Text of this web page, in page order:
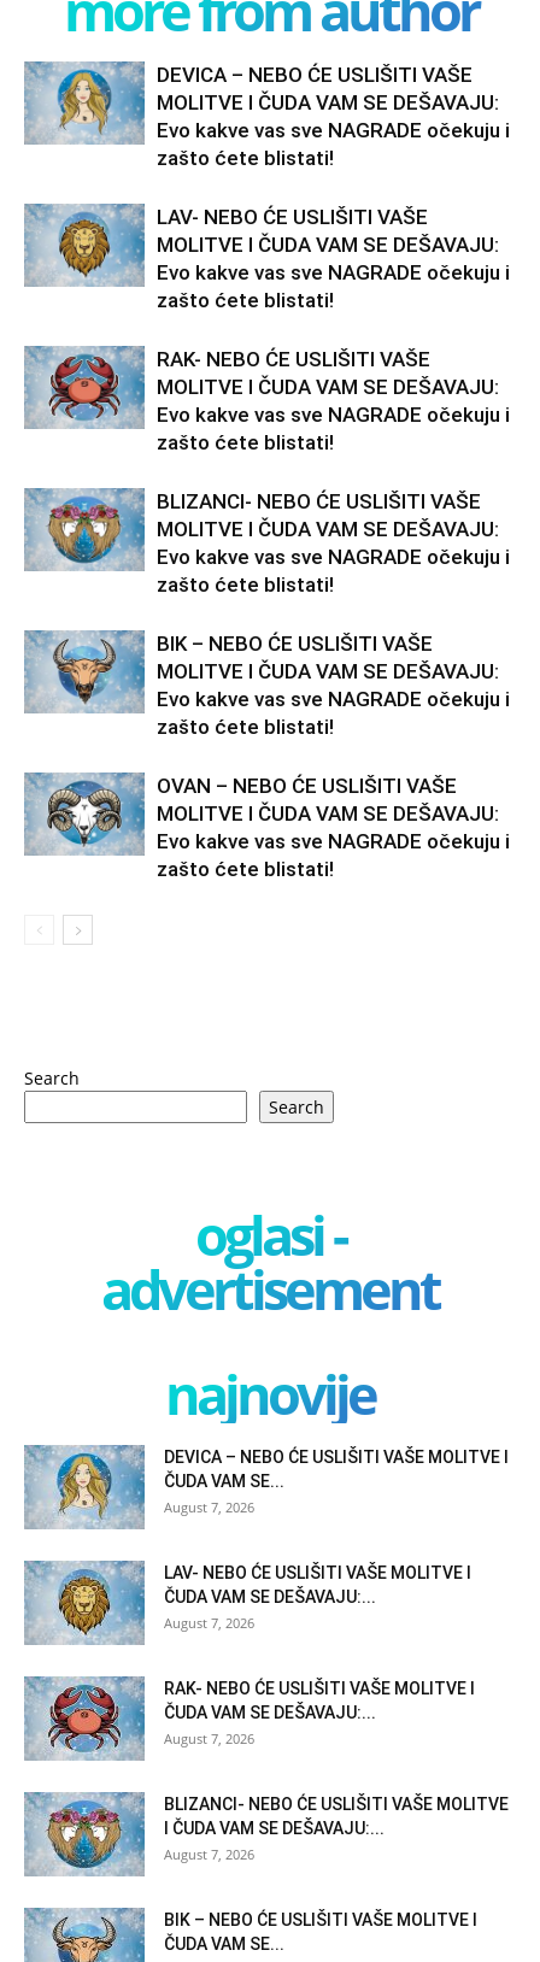
DEVICA – NEBO ĆE USLIŠITI VAŠE
MOLITVE I ČUDA VAM SE DEŠAVAJU:
Evo kakve vas sve NAGRADE očekuju i
zašto ćete blistati!
LAV- NEBO ĆE USLIŠITI VAŠE
MOLITVE I ČUDA VAM SE DEŠAVAJU:
Evo kakve vas sve NAGRADE očekuju i
zašto ćete blistati!
RAK- NEBO ĆE USLIŠITI VAŠE
MOLITVE I ČUDA VAM SE DEŠAVAJU:
Evo kakve vas sve NAGRADE očekuju i
zašto ćete blistati!
BLIZANCI- NEBO ĆE USLIŠITI VAŠE
MOLITVE I ČUDA VAM SE DEŠAVAJU:
Evo kakve vas sve NAGRADE očekuju i
zašto ćete blistati!
BIK – NEBO ĆE USLIŠITI VAŠE
MOLITVE I ČUDA VAM SE DEŠAVAJU:
Evo kakve vas sve NAGRADE očekuju i
zašto ćete blistati!
OVAN – NEBO ĆE USLIŠITI VAŠE
MOLITVE I ČUDA VAM SE DEŠAVAJU:
Evo kakve vas sve NAGRADE očekuju i
zašto ćete blistati!
Search
Search
oglasi -
advertisement
najnovije
DEVICA – NEBO ĆE USLIŠITI VAŠE MOLITVE I
ČUDA VAM SE...
August 7, 2026
LAV- NEBO ĆE USLIŠITI VAŠE MOLITVE I
ČUDA VAM SE DEŠAVAJU:...
August 7, 2026
RAK- NEBO ĆE USLIŠITI VAŠE MOLITVE I
ČUDA VAM SE DEŠAVAJU:...
August 7, 2026
BLIZANCI- NEBO ĆE USLIŠITI VAŠE MOLITVE
I ČUDA VAM SE DEŠAVAJU:...
August 7, 2026
BIK – NEBO ĆE USLIŠITI VAŠE MOLITVE I
ČUDA VAM SE...